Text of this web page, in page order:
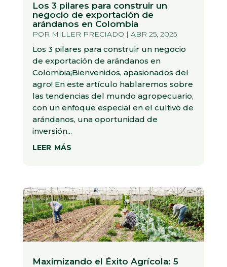
Los 3 pilares para construir un
negocio de exportación de
arándanos en Colombia
POR MILLER PRECIADO | ABR 25, 2025
Los 3 pilares para construir un negocio
de exportación de arándanos en
Colombia¡Bienvenidos, apasionados del
agro! En este artículo hablaremos sobre
las tendencias del mundo agropecuario,
con un enfoque especial en el cultivo de
arándanos, una oportunidad de
inversión...
leer más
Maximizando el Éxito Agrícola: 5